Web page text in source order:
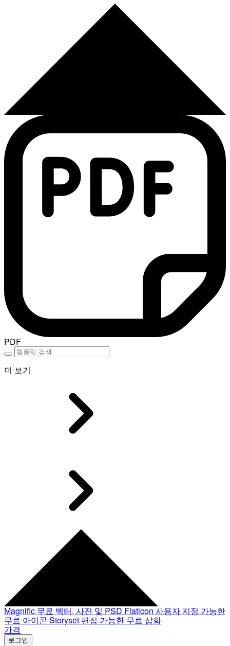
PDF
더 보기
Magnific 무료 벡터, 사진 및 PSD Flaticon 사용자 지정 가능한
무료 아이콘 Storyset 편집 가능한 무료 삽화
가격
로그인